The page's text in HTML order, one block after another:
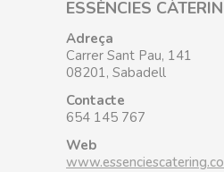
ESSÈNCIES
Adreça
Carrer Sant Pau, 141
08201, Sabadell
Contacte
654 145 767
Web